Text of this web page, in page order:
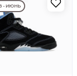
- ИЮНЬ